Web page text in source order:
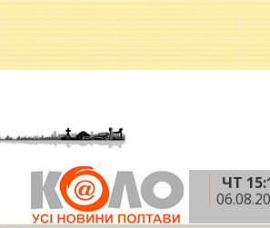
ЧТ
Головна » 2011 рік » березень
Календар